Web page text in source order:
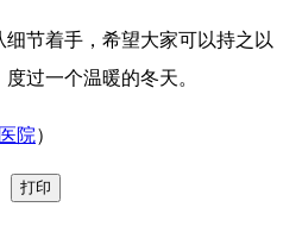
节着手，希望大家可以持之以
过一个温暖的冬天。
医院）
打印